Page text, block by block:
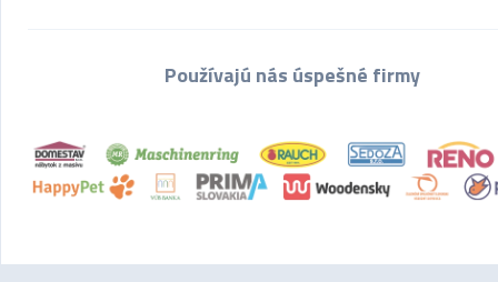
Používajú nás úspešné firmy